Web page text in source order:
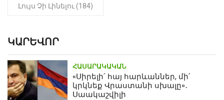
Լույս Չի Լինելու (184)
ԿԱՐԵՎՈՐ
ՀԱՍԱՐԱԿԱԿԱՆ
«Սիրելի՛ հայ հարևաններ, մի՛
կրկնեք Վրաստանի սխալը»․
Սաակաշվիլի